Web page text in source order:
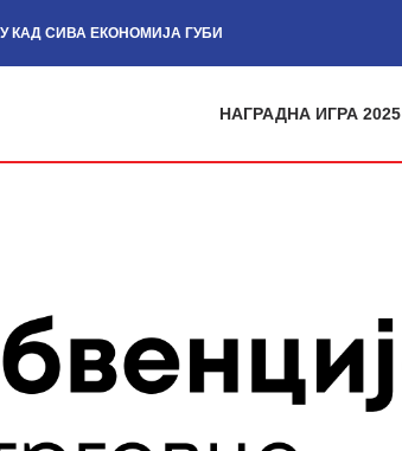
КАД СИВА ЕКОНОМИЈА ГУБИ
НАГРАДНА ИГРА 2025